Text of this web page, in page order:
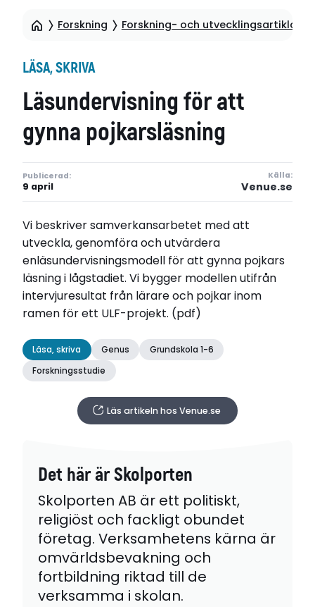
Forskning Forskning- och utvecklingsartiklar
LÄSA, SKRIVA
Läsundervisning för att
gynna pojkarsläsning
Publicerad:
9 april
Källa:
Venue.se
Vi beskriver samverkansarbetet med att
utveckla, genomföra och utvärdera
enläsundervisningsmodell för att gynna pojkars
läsning i lågstadiet. Vi bygger modellen utifrån
intervjuresultat från lärare och pojkar inom
ramen för ett ULF-projekt. (pdf)
Läsa, skriva Genus
Grundskola 1-6
Forskningsstudie
Läs artikeln hos Venue.se
Det här är Skolporten
Skolporten AB är ett politiskt,
religiöst och fackligt obundet
företag. Verksamhetens kärna är
omvärldsbevakning och
fortbildning riktad till de
verksamma i skolan.